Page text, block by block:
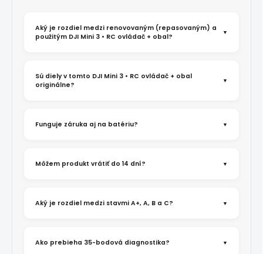
Aký je rozdiel medzi renovovaným (repasovaným) a
použitým DJI Mini 3 • RC ovládač + obal?
Sú diely v tomto DJI Mini 3 • RC ovládač + obal
originálne?
Funguje záruka aj na batériu?
Môžem produkt vrátiť do 14 dní?
Aký je rozdiel medzi stavmi A+, A, B a C?
Ako prebieha 35-bodová diagnostika?